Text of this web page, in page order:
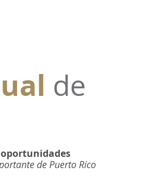
de
oportunidades
de Puerto Rico